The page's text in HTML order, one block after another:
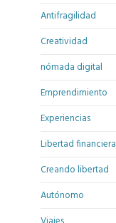
Antifragilidad
Creatividad
nómada digital
Emprendimiento
Experiencias
Libertad financiera
Creando libertad
Autónomo